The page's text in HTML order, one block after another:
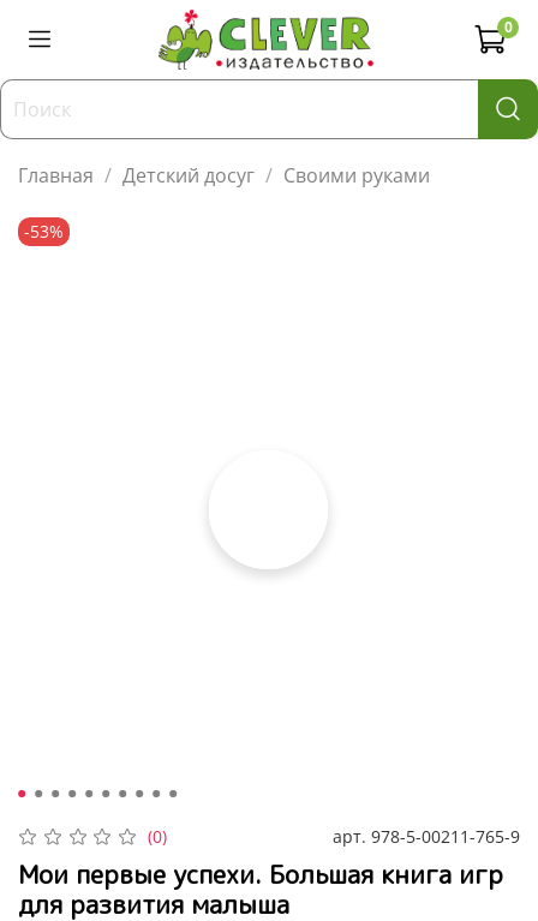
0
Главная Детский досуг Своими руками
-53%
(0) арт. 978-5-00211-765-9
Мои первые успехи. Большая книга игр
для развития малыша